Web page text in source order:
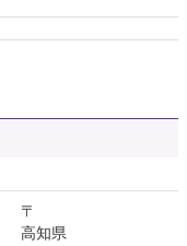
〒
高知県